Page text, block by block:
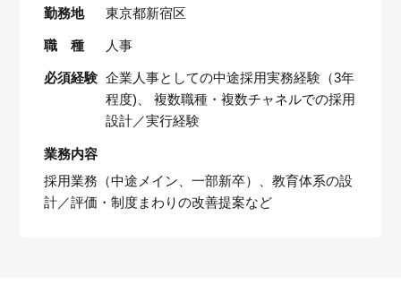
勤務地 東京都新宿区
職 種 人事
必須経験 企業人事としての中途採用実務経験（3年
程度)、 複数職種・複数チャネルでの採用
設計／実行経験
業務内容
採用業務（中途メイン、一部新卒）、教育体系の設
計／評価・制度まわりの改善提案など